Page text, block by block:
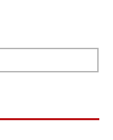
Darjeeling: A